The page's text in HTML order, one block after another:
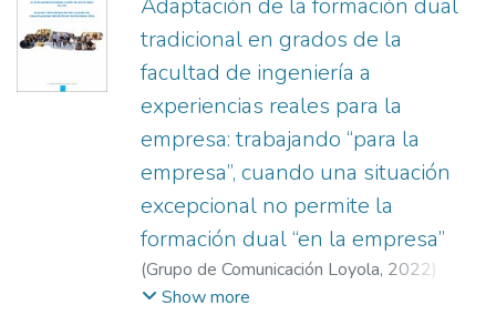
lo que permitirá un rediseño de las
actividades para el siguiente curso.
population management inspired by
modifying the well-known Covariance
Matrix Adaptation Evolution Strategy
(CMA-ES) algorithm. The proposed
strategy aims to improve the algorithm's
population adaptability to the search space
and optimize function evaluations.
Statistically evaluated experimental test
outcomes demonstrate significantly better
performance on high-dimensional problems
in comparison to the original CMA-ES and
tradicional en grados de la
facultad de ingeniería a
experiencias reales para la
empresa: trabajando “para la
empresa”, cuando una situación
excepcional no permite la
formación dual “en la empresa”
(Grupo de Comunicación Loyola, 2022)
Show more